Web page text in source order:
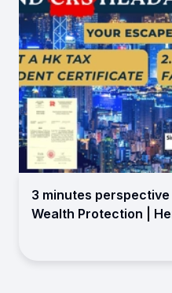
3 minutes perspective
Wealth Protection |